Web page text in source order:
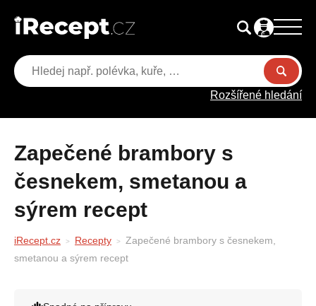
Rozšířené hledání
Zapečené brambory s
česnekem, smetanou a
sýrem recept
iRecept.cz Recepty
Zapečené brambory s česnekem,
smetanou a sýrem recept